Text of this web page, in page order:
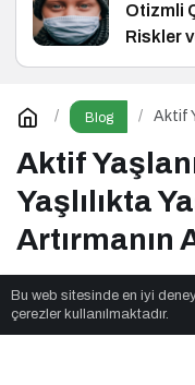
Otizmli
Riskler
Blog
Aktif
Aktif
Yaşlılıkta
Artırmanın
Yaşam Formülü
Bu web sitesinde en iyi
çerezler kullanılmaktadır.